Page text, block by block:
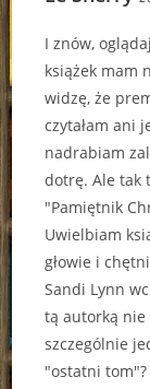
I znów,
książek mam
widzę, że
czytałam ani
nadrabiam
dotrę. Ale tak
"Pamiętnik
Uwielbiam
głowie i
Sandi Lynn
tą autorką nie
szczególnie
"ostatni